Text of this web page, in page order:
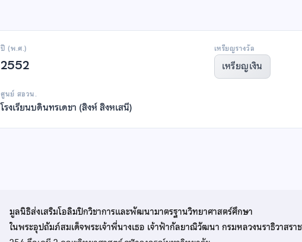
ปี (พ.ศ.)
2552
เหรียญรางวัล
เหรียญเงิน
ศูนย์ สอวน.
โรงเรียนบดินทรเดชา (สิงห์ สิงหเสนี)
มูลนิธิส่งเสริมโอลิมปิกวิชาการและพัฒนามาตรฐานวิทยาศาสตร์ศึกษา
ในพระอุปถัมภ์สมเด็จพระเจ้าพี่นางเธอ เจ้าฟ้ากัลยาณิวัฒนา กรมหลวงนราธิวาสร